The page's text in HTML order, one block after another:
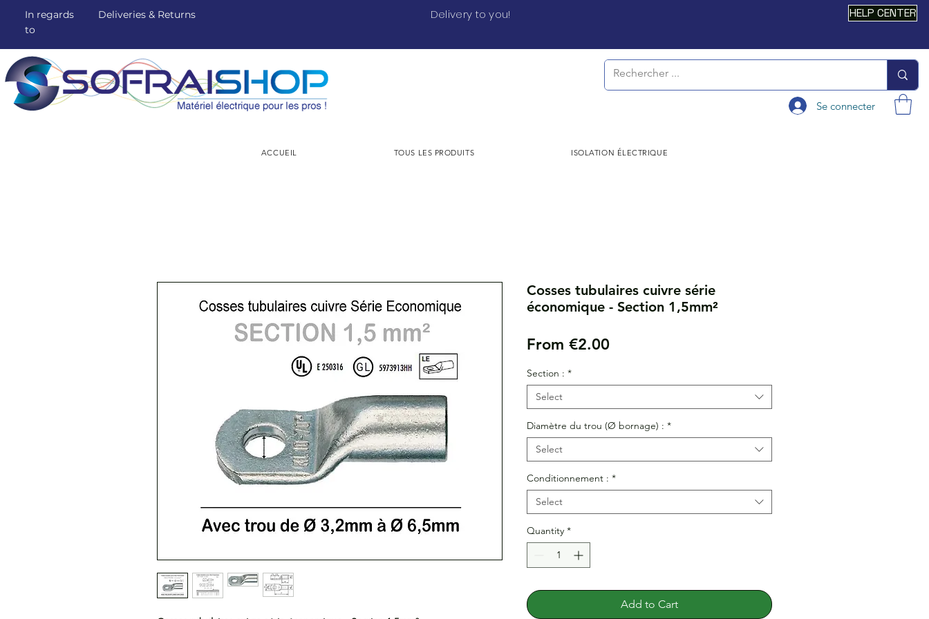
In regards
to
Deliveries & Returns Delivery to you! HELP CENTER
Se connecter
ACCUEIL TOUS LES PRODUITS ISOLATION ÉLECTRIQUE
Cosses tubulaires cuivre série
économique - Section 1,5mm²
From €2.00Sale
Section : *
Select
Diamètre du trou (Ø bornage) : *
Select
Conditionnement : *
Select
Quantity *
Add to Cart